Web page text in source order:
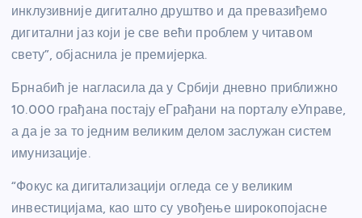
инклузивније дигитално друштво и да превазиђемо
дигитални јаз који је све већи проблем у читавом
свету”, објаснила је премијерка.
Брнабић је нагласила да у Србији дневно приближно
10.000 грађана постају еГрађани на порталу еУправе,
а да је за то једним великим делом заслужан систем
имунизације.
“Фокус ка дигитализацији огледа се у великим
инвестицијама, као што су увођење широкопојасне